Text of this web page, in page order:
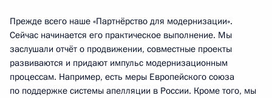
Прежде всего наше «Партнёрство для модернизации».
Сейчас начинается его практическое выполнение. Мы
заслушали отчёт о продвижении, совместные проекты
развиваются и придают импульс модернизационным
процессам. Например, есть меры Европейского союза
по поддержке системы апелляции в России. Кроме того, мы